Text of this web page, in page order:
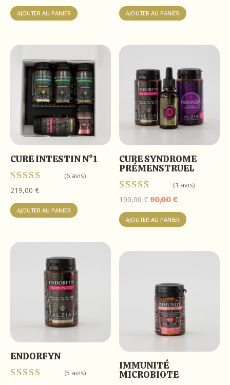
sur 5
AJOUTER AU PANIER
sur 5
prix
initial
140,00 €.
prix
actuel
130,00 €.
AJOUTER AU PANIER
CURE INTESTIN N°1
Note
sur 5
(6 avis)
219,00 €
AJOUTER AU PANIER
CURE SYNDROME
PRÉMENSTRUEL
Note
sur 5
(1 avis)
100,00€ Le
prix
initial
100,00 €.
90,00 €Le
prix
actuel
90,00 €.
AJOUTER AU PANIER
ENDORFYN
(5 avis)
IMMUNITÉ
MICROBIOTE